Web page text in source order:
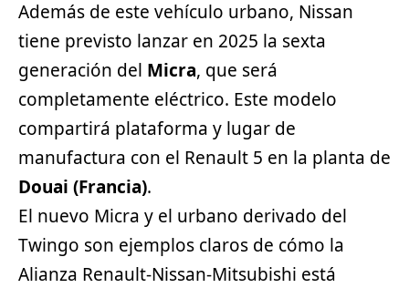
Además de este vehículo urbano, Nissan
tiene previsto lanzar en 2025 la sexta
generación del Micra, que será
completamente eléctrico. Este modelo
compartirá plataforma y lugar de
manufactura con el Renault 5 en la planta de
Douai (Francia).
El nuevo Micra y el urbano derivado del
Twingo son ejemplos claros de cómo la
Alianza Renault-Nissan-Mitsubishi está